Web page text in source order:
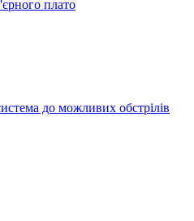
плато
до можливих обстрілів